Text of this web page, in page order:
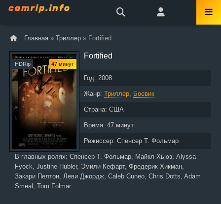
Главная » Триллер » Fortified
HDRip 47 минут
Fortified
Год: 2008
Жанр: Триллер, Боевик
Страна: США
Время: 47 минут
Режиссер: Спенсер Т. Фольмар
В главных ролях: Спенсер Т. Фольмар, Майкл Хьюз, Alyssa
Fyock, Justine Hubler, Эмили Кефарт, Фредерик Хикман,
Закари Пелтон, Леви Джордж, Caleb Cuneo, Chris Dotts, Adam
Smeal, Tom Folmar